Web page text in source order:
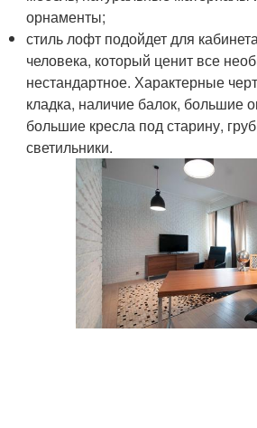
орнаменты;
стиль лофт подойдет для
человека, который ценит все
нестандартное. Характерные
кладка, наличие балок, большие
большие кресла под старину,
светильники.